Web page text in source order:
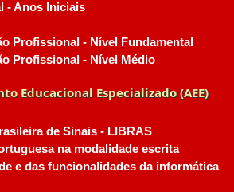
- Anos Iniciais
Profissional - Nível Fundamental
Profissional - Nível Médio
Educacional Especializado (AEE)
de Sinais - LIBRAS
na modalidade escrita
e das funcionalidades da informática